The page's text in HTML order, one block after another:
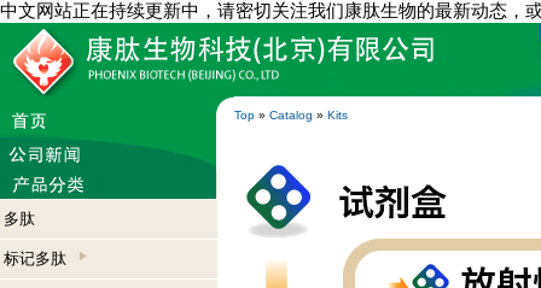
中文网站正在持续更新中，请密切关注我们康肽生物的最新动态，
Top » Catalog » Kits
多肽
标记多肽